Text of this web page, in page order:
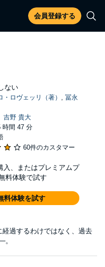
会員登録する
ない
・ロヴェッリ（著） , 冨永
吉野 貴大
時間 47 分
60件のカスタマー
入、またはプレミアムプ
料体験で試す
料体験を試す
過するわけではなく、過去
。